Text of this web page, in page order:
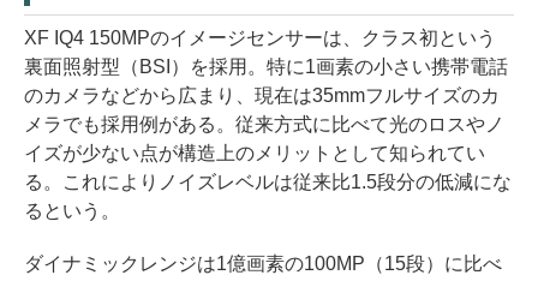
XF IQ4 150MPのイメージセンサーは、クラス初という
裏面照射型（BSI）を採用。特に1画素の小さい携帯電話
のカメラなどから広まり、現在は35mmフルサイズのカ
メラでも採用例がある。従来方式に比べて光のロスやノ
イズが少ない点が構造上のメリットとして知られてい
る。これによりノイズレベルは従来比1.5段分の低減にな
るという。
ダイナミックレンジは1億画素の100MP（15段）に比べ